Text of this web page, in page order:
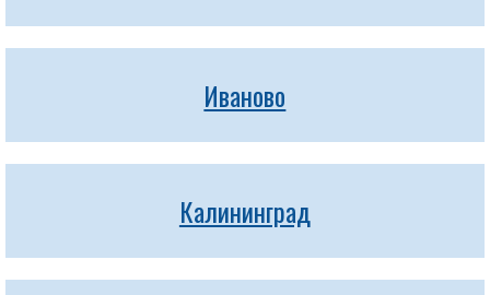
Иваново
Калининград